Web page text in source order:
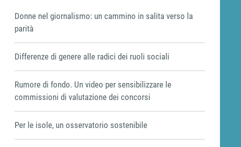
Donne nel giornalismo: un cammino in salita verso la
parità
Differenze di genere alle radici dei ruoli sociali
Rumore di fondo. Un video per sensibilizzare le
commissioni di valutazione dei concorsi
Per le isole, un osservatorio sostenibile